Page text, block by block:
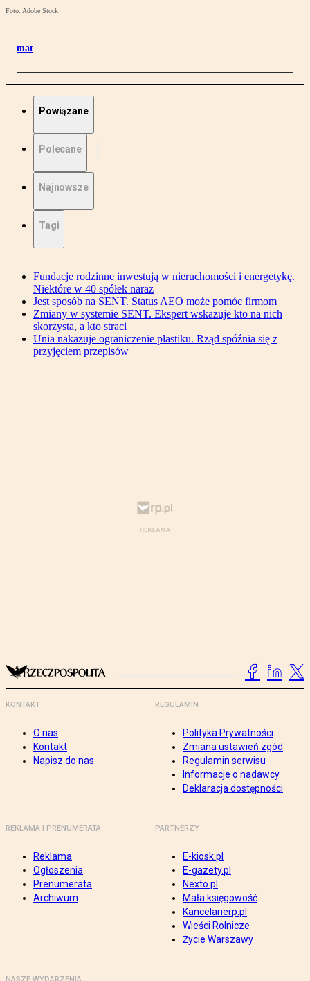
Foto: Adobe Stock
mat
Powiązane
Polecane
Najnowsze
Tagi
Fundacje rodzinne inwestują w nieruchomości i energetykę.
Niektóre w 40 spółek naraz
Jest sposób na SENT. Status AEO może pomóc firmom
Zmiany w systemie SENT. Ekspert wskazuje kto na nich
skorzysta, a kto straci
Unia nakazuje ograniczenie plastiku. Rząd spóźnia się z
przyjęciem przepisów
KONTAKT
O nas
Kontakt
Napisz do nas
REGULAMIN
Polityka Prywatności
Zmiana ustawień zgód
Regulamin serwisu
Informacje o nadawcy
Deklaracja dostępności
REKLAMA I PRENUMERATA
Reklama
Ogłoszenia
Prenumerata
Archiwum
PARTNERZY
E-kiosk.pl
E-gazety.pl
Nexto.pl
Mała księgowość
Kancelarierp.pl
Wieści Rolnicze
Życie Warszawy